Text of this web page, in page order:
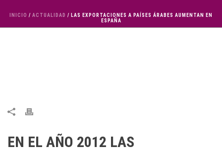
INICIO / ACTUALIDAD / LAS EXPORTACIONES A PAÍSES ÁRABES AUMENTAN EN
ESPAÑA
EN EL AÑO 2012 LAS